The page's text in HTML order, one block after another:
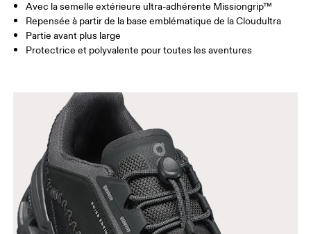
Avec la semelle extérieure ultra-adhérente Missiongrip™
Repensée à partir de la base emblématique de la Cloudultra
Partie avant plus large
Protectrice et polyvalente pour toutes les aventures